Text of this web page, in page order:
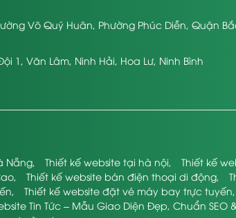
Võ Quý Huân, Phường Phúc Diễn, Quận
1, Văn Lâm, Ninh Hải, Hoa Lư, Ninh Bình
Nẵng, Thiết kế website tại hà nội, Thiết kế
, Thiết kế website bán điện thoại di động,
, Thiết kế website đặt vé máy bay trực tuyến,
Tin Tức – Mẫu Giao Diện Đẹp, Chuẩn SEO